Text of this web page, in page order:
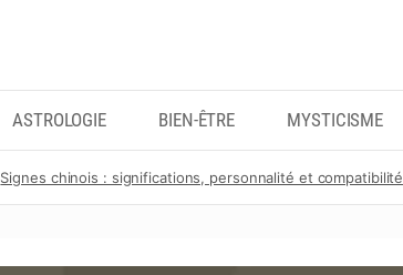
ASTROLOGIE BIEN-ÊTRE MYSTICISME
Signes chinois : significations, personnalité et compatibilité